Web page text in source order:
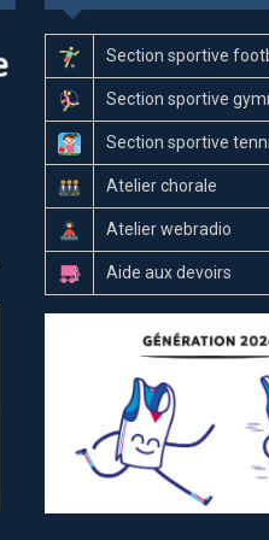
Section sportive
Section sportive
Section sportive
Atelier chorale
Atelier webradio
Aide aux devoirs